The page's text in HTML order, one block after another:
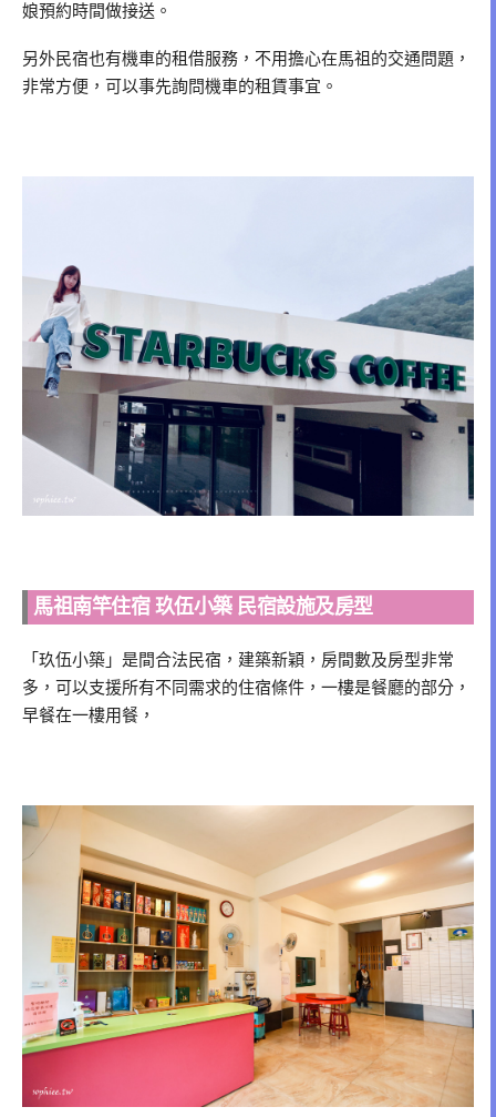
娘預約時間做接送。
另外民宿也有機車的租借服務，不用擔心在馬祖的交通問題，
非常方便，可以事先詢問機車的租賃事宜。
馬祖南竿住宿 玖伍小築 民宿設施及房型
「玖伍小築」是間合法民宿，建築新穎，房間數及房型非常
多，可以支援所有不同需求的住宿條件，一樓是餐廳的部分，
早餐在一樓用餐，